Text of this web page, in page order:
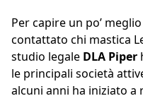
Per capire un po’
contattato chi mastica
studio legale DLA Piper
le principali società
alcuni anni ha iniziato a